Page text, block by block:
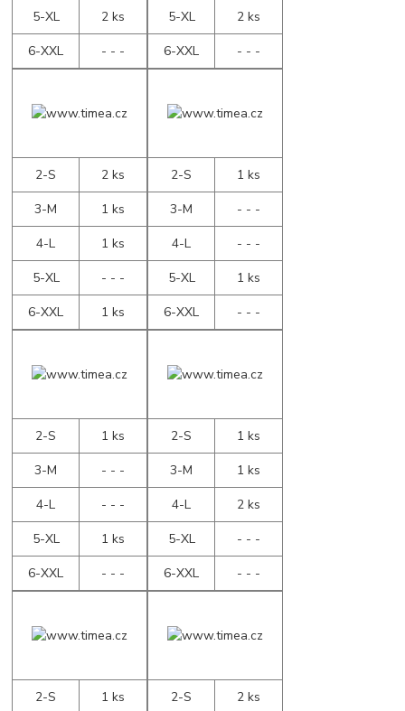
5-XL
2 ks
6-XXL
- - -
5-XL
2 ks
6-XXL
- - -
2-S
2 ks
3-M
1 ks
4-L
1 ks
5-XL
- - -
6-XXL
1 ks
2-S
1 ks
3-M
- - -
4-L
- - -
5-XL
1 ks
6-XXL
- - -
2-S
1 ks
3-M
- - -
4-L
- - -
5-XL
1 ks
6-XXL
- - -
2-S
1 ks
3-M
1 ks
4-L
2 ks
5-XL
- - -
6-XXL
- - -
2-S 1 ks 2-S 2 ks